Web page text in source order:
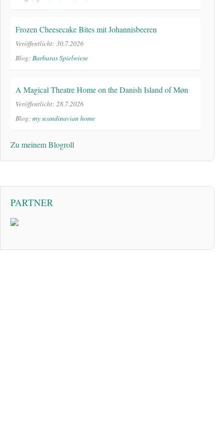
Frozen Cheesecake Bites mit Johannisbeeren
Veröffentlicht: 30.7.2026
Blog: Barbaras Spielwiese
A Magical Theatre Home on the Danish Island of Møn
Veröffentlicht: 28.7.2026
Blog: my scandinavian home
Zu meinem Blogroll
PARTNER